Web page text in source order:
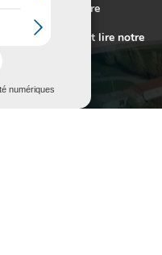
offrir la meilleure
les désactiver et lire notre